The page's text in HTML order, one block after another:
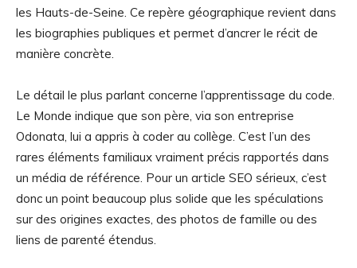
les Hauts-de-Seine. Ce repère géographique revient dans
les biographies publiques et permet d’ancrer le récit de
manière concrète.
Le détail le plus parlant concerne l’apprentissage du code.
Le Monde indique que son père, via son entreprise
Odonata, lui a appris à coder au collège. C’est l’un des
rares éléments familiaux vraiment précis rapportés dans
un média de référence. Pour un article SEO sérieux, c’est
donc un point beaucoup plus solide que les spéculations
sur des origines exactes, des photos de famille ou des
liens de parenté étendus.